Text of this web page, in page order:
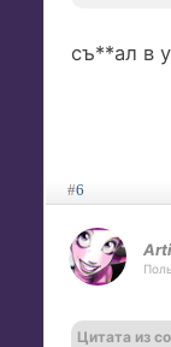
съ**ал в
#6
Цитата из